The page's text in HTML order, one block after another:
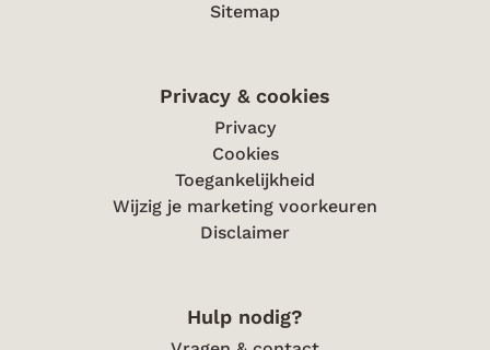
Sitemap
Privacy & cookies
Privacy
Cookies
Toegankelijkheid
Wijzig je marketing voorkeuren
Disclaimer
Hulp nodig?